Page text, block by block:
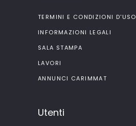
TERMINI E CONDIZIONI D'USO
INFORMAZIONI LEGALI
SALA STAMPA
LAVORI
ANNUNCI CARIMMAT
Utenti